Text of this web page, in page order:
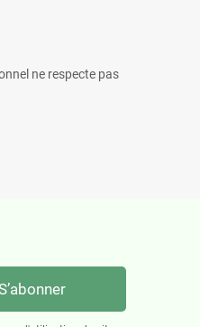
ne respecte pas